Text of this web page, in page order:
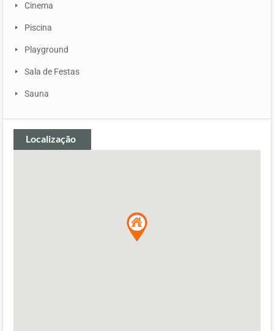
Cinema
Piscina
Playground
Sala de Festas
Sauna
Localização